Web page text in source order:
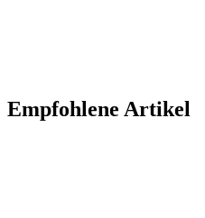
Empfohlene Artikel